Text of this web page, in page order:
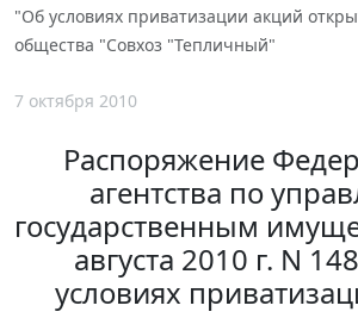
"Об условиях приватизации акций
общества "Совхоз "Тепличный"
7 октября 2010
Распоряжение
агентства по
государственным
августа 2010 г. N
условиях